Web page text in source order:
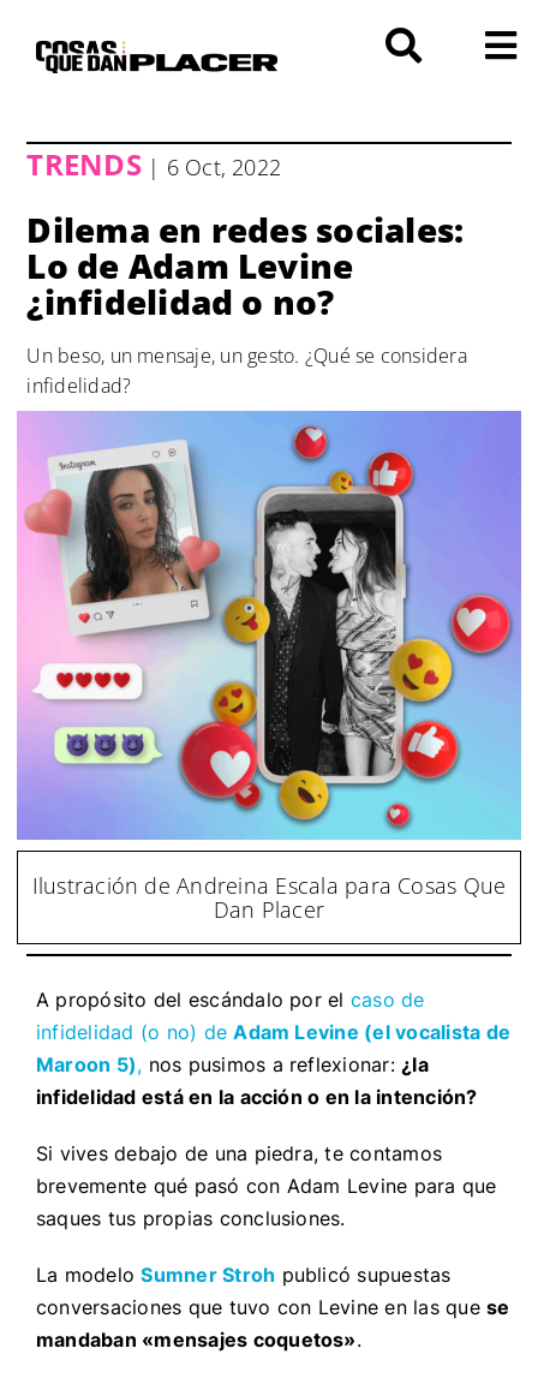
contenido
TRENDS| 6 Oct, 2022
Dilema en redes sociales:
Lo de Adam Levine
¿infidelidad o no?
Un beso, un mensaje, un gesto. ¿Qué se considera
infidelidad?
Ilustración de Andreina Escala para Cosas Que
Dan Placer
A propósito del escándalo por el caso de
infidelidad (o no) deAdam Levine (el vocalista de
Maroon 5), nos pusimos a reflexionar: ¿la
infidelidad está en la acción o en la intención?
Si vives debajo de una piedra, te contamos
brevemente qué pasó con Adam Levine para que
saques tus propias conclusiones.
La modeloSumner Stroh publicó supuestas
conversaciones que tuvo con Levine en las quese
mandaban «mensajes coquetos».